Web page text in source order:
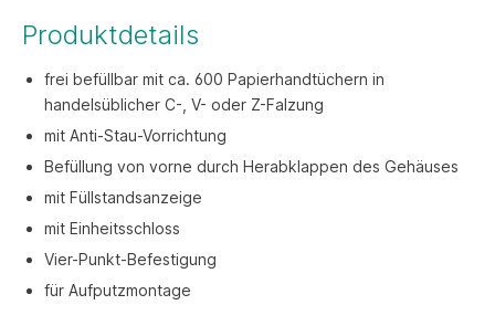
Produktdetails
frei befüllbar mit ca. 600 Papierhandtüchern in
handelsüblicher C-, V- oder Z-Falzung
mit Anti-Stau-Vorrichtung
Befüllung von vorne durch Herabklappen des Gehäuses
mit Füllstandsanzeige
mit Einheitsschloss
Vier-Punkt-Befestigung
für Aufputzmontage